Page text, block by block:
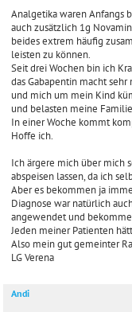
Analgetika waren Anfangs
auch zusätzlich 1g
beides extrem häufig
leisten zu können.
Seit drei Wochen bin ich
das Gabapentin macht
und mich um mein Kind
und belasten meine
In einer Woche kommt
Hoffe ich.
Ich ärgere mich über mich
abspeisen lassen, da ich
Aber es bekommen ja
Diagnose war natürlich
angewendet und
Jeden meiner Patienten
Also mein gut gemeinter
LG Verena
Andi